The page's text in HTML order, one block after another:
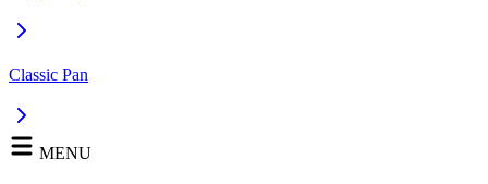
Classic Pan
MENU